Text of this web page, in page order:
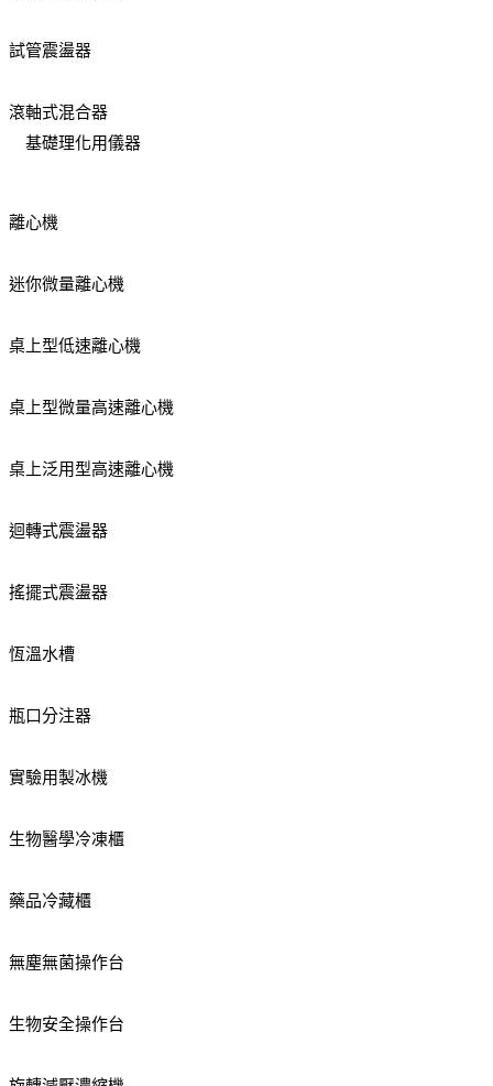
試管震盪器
滾軸式混合器
基礎理化用儀器
離心機
迷你微量離心機
桌上型低速離心機
桌上型微量高速離心機
桌上泛用型高速離心機
迴轉式震盪器
搖擺式震盪器
恆溫水槽
瓶口分注器
實驗用製冰機
生物醫學冷凍櫃
藥品冷藏櫃
無塵無菌操作台
生物安全操作台